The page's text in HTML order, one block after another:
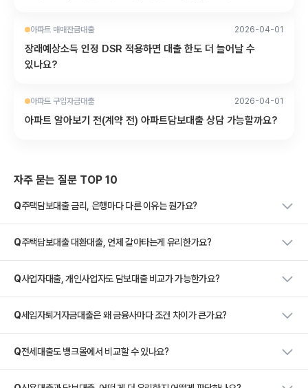
아파트 매매잔금대출 2026-04-01
장래예상소득 인정 DSR 적용하면 대출 한도 더 늘어날 수
있나요?
아파트 구입자금대출 2026-04-01
아파트 알아보기 전(계약 전) 아파트담보대출 상담 가능할까요?
자주 묻는 질문 TOP 10
Q주택담보대출 금리, 은행마다 다른 이유는 뭔가요?
Q주택담보대출 대환대출, 언제 갈아타는게 유리한가요?
Q사업자대출, 개인사업자도 담보대출 비교가 가능한가요?
Q세입자퇴거자금대출은 왜 금융사마다 조건 차이가 큰가요?
Q전세대출도 뱅크몰에서 비교할 수 있나요?